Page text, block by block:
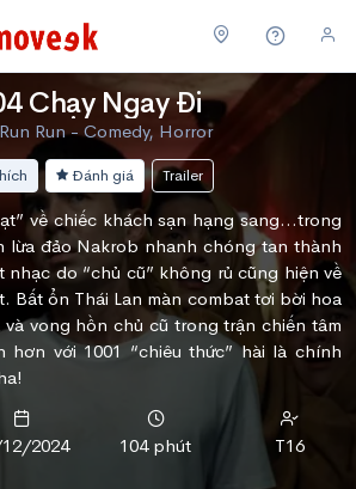
Chạy Ngay Đi
Run - Comedy, Horror
Đánh giá Trailer
về chiếc khách sạn hạng sang…trong
lừa đảo Nakrob nhanh chóng tan thành
nhạc do “chủ cũ” không rủ cũng hiện về
Bất ổn Thái Lan màn combat tơi bời hoa
và vong hồn chủ cũ trong trận chiến tâm
với 1001 “chiêu thức” hài là chính
2024 104 phút
T16